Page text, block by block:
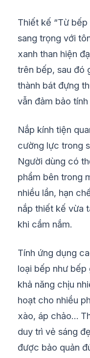
Thiết kế “Từ bếp
sang trọng với
xanh than hiện
trên bếp, sau đó
thành bát đựng
vẫn đảm bảo
Nắp kính tiện
cường lực trong
Người dùng có
phẩm bên trong
nhiều lần, hạn
nắp thiết kế vừa
khi cầm nắm.
Tính ứng dụng
loại bếp như
khả năng chịu
hoạt cho nhiều
xào, áp chảo…
duy trì vẻ sáng
được bảo quản